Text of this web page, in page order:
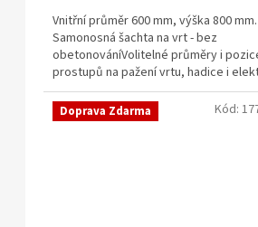
z
5
hvězdiček.
Vnitřní průměr 600 mm, výška 800 mm.
Samonosná šachta na vrt - bez
obetonováníVolitelné průměry i
prostupů na pažení vrtu, hadice i
požadované průměry...
Doprava Zdarma Kód: